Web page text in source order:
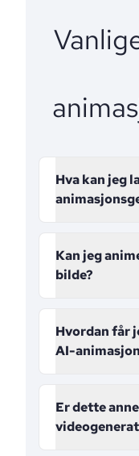
Hva kan jeg
Kan jeg
bilde?
Hvordan får
AI-
Er dette